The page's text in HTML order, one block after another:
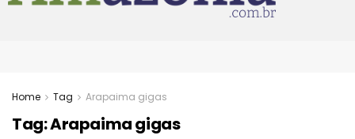
Home Tag Arapaima gigas
Tag:Arapaima gigas